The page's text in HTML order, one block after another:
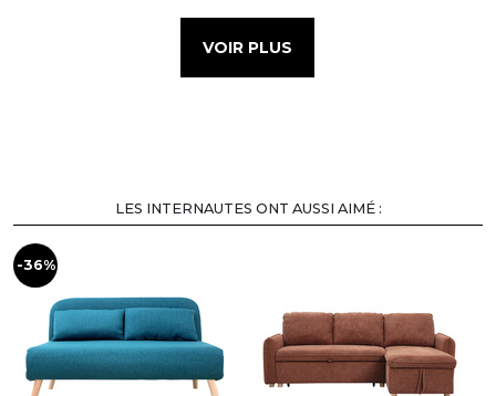
VOIR PLUS
LES INTERNAUTES ONT AUSSI AIMÉ :
-36%